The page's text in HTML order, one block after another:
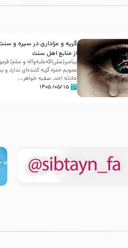
گریه و عزاداری در سیره و سنت
از منابع اهل سنت
پیامبر(صلی‌الله‌علیه‌وآله و سلم)
عمویم حمزه گریه کننده‌ای ندارد و
حادثه احد، صفیه خواهر...
۱۵ /۰۵/ ۱۴۰۵